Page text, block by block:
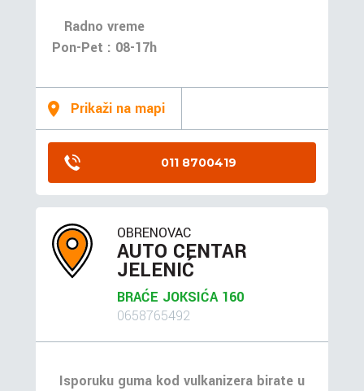
Radno vreme
Pon-Pet : 08-17h
Prikaži na mapi
011 8700419
OBRENOVAC
AUTO CENTAR
JELENIĆ
BRAĆE JOKSIĆA 160
0658765492
Isporuku guma kod vulkanizera birate u